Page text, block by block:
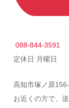
088-844-3591
定休日 月曜日
高知市塚ノ原
お近くの方で、